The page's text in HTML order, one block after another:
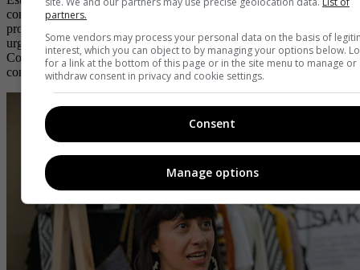
como plataforma transformadora: conecta talento colombiano,
promueve nuevos modelos de empresa y reafirma que es posible, y
urgente,vestir con sentido y responsabilidad social . En
Colombiamoda 2025, la sostenibilidad dejó de ser un plus para
convertirse en estandarte de innovación y creatividad.
partners.
Some vendors may process your personal data on the basis of
interest, which you can object to by managing your options below.
for a link at the bottom of this page or in the site menu to manage or
withdraw consent in privacy and cookie settings.
Consent
Manage options